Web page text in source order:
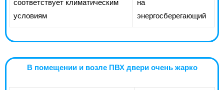
соответствует климатическим
условиям
на
энергосберегающий
В помещении и возле ПВХ двери очень жарко